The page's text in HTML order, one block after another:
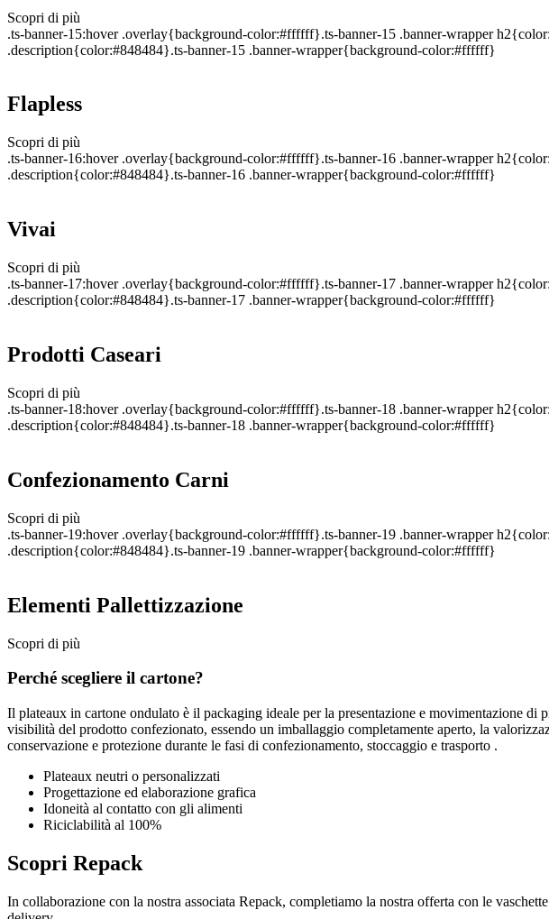
Scopri di più
.ts-banner-15:hover .overlay{background-color:#ffffff}.ts-banner-15 .banner-wrapper
.description{color:#848484}.ts-banner-15 .banner-wrapper{background-color:#ffffff}
Flapless
Scopri di più
.ts-banner-16:hover .overlay{background-color:#ffffff}.ts-banner-16 .banner-wrapper
.description{color:#848484}.ts-banner-16 .banner-wrapper{background-color:#ffffff}
Vivai
Scopri di più
.ts-banner-17:hover .overlay{background-color:#ffffff}.ts-banner-17 .banner-wrapper
.description{color:#848484}.ts-banner-17 .banner-wrapper{background-color:#ffffff}
Prodotti Caseari
Scopri di più
.ts-banner-18:hover .overlay{background-color:#ffffff}.ts-banner-18 .banner-wrapper
.description{color:#848484}.ts-banner-18 .banner-wrapper{background-color:#ffffff}
Confezionamento Carni
Scopri di più
.ts-banner-19:hover .overlay{background-color:#ffffff}.ts-banner-19 .banner-wrapper
.description{color:#848484}.ts-banner-19 .banner-wrapper{background-color:#ffffff}
Elementi Pallettizzazione
Scopri di più
Perché scegliere il cartone?
Il plateaux in cartone ondulato è il packaging ideale per la presentazione e movimentazione
visibilità del prodotto confezionato, essendo un imballaggio completamente aperto, la
conservazione e protezione durante le fasi di confezionamento, stoccaggio e trasporto .
Plateaux neutri o personalizzati
Progettazione ed elaborazione grafica
Idoneità al contatto con gli alimenti
Riciclabilità al 100%
Scopri Repack
In collaborazione con la nostra associata Repack, completiamo la nostra offerta con le